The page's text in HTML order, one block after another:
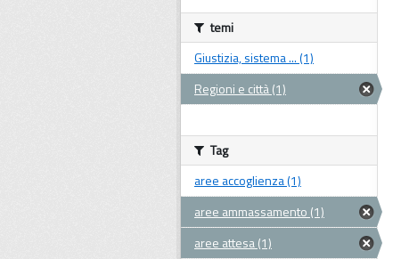
temi
Giustizia, sistema ... (1)
Regioni e città (1)
Tag
aree accoglienza (1)
aree ammassamento (1)
aree attesa (1)